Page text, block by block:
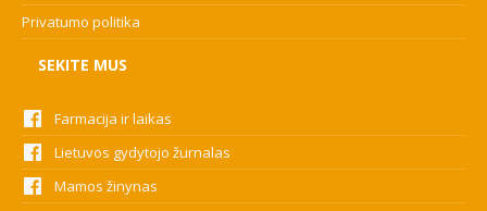
Privatumo politika
SEKITE MUS
Farmacija ir laikas
Lietuvos gydytojo žurnalas
Mamos žinynas